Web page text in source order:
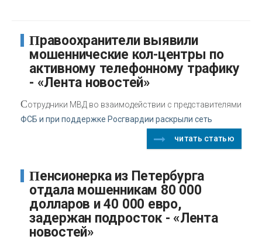
Правоохранители выявили
мошеннические кол-центры по
активному телефонному трафику
- «Лента новостей»
Сотрудники МВД во взаимодействии с представителями
ФСБ и при поддержке Росгвардии раскрыли сеть
читать статью
Пенсионерка из Петербурга
отдала мошенникам 80 000
долларов и 40 000 евро,
задержан подросток - «Лента
новостей»